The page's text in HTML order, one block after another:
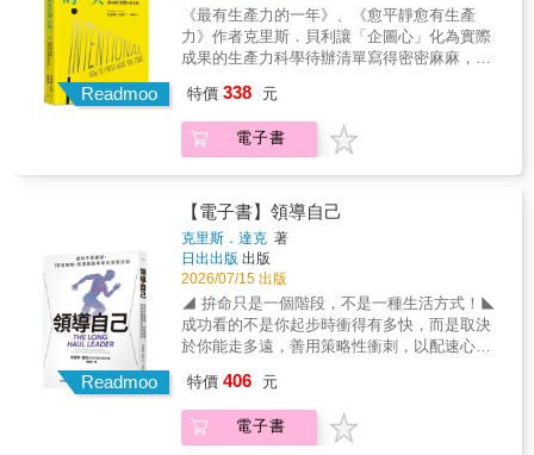
Readmoo
《最有生產力的一年》、《愈平靜愈有生產
力》作者克里斯．貝利讓「企圖心」化為實際
成果的生產力科學待辦清單寫得密密麻麻，行
熄火嗎？學會克服情緒與拖延，重新掌控時間
與注意力，你的生產力來自更「刻意」的選
擇。你是不是遇到以下狀況？年初訂的新年新
繁瑣或令人喪氣的工作就想逃。計劃時充滿企
圖心，真正執行時卻一再走樣。被TED譽為
「史上最有生產力的人」克里斯．貝利，也曾
有相同的困擾。十年來他持續鑽研個人生產力
研究，得出一套既深刻、實用又可能違反直覺
的結論：完成目標真正的關鍵並非意志力，也
不是最新的效率工具，而是「刻意行動」。當
你的每個行動都建立在更深層的「意圖」之
上，採取行動就會變得自然而然，甚至難以中
最新科學，融合佛教僧侶的智慧，提供循序漸
進的簡單策略，讓你的目標都有始有終：● 以
特價 338 元
電子書
Readmoo
【電子書】領導自己
克里斯．達克 著
日出出版 出版
2026/07/15 出版
◢ 拚命只是一個階段，不是一種生活方式！◣
成功看的不是你起步時衝得有多快，而是取決
於你能走多遠，善用策略性衝刺，以配速心態
空前疲憊的時代。隨時保持聯繫以及遠距工作
的環境下，「生活」與「工作」的平衡已不存
在，兩者總是互相干擾、不分彼此。職場勝利
特價 406 元
電子書